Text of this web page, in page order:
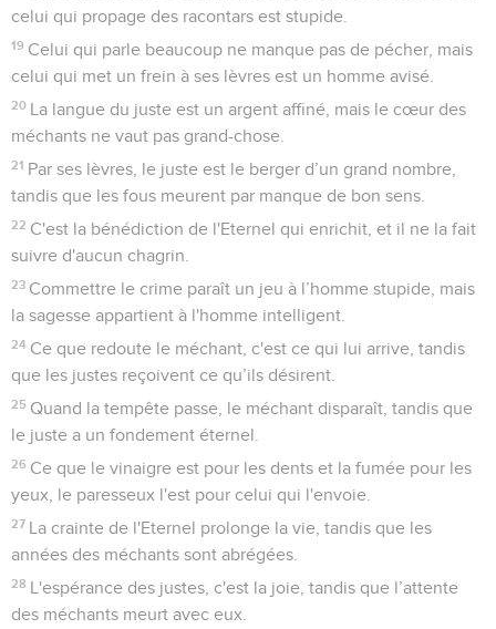
celui qui propage des racontars est stupide.
19 Celui qui parle beaucoup ne manque pas de pécher, mais
celui qui met un frein à ses lèvres est un homme avisé.
20 La langue du juste est un argent affiné, mais le cœur des
méchants ne vaut pas grand-chose.
21 Par ses lèvres, le juste est le berger d’un grand nombre,
tandis que les fous meurent par manque de bon sens.
22 C'est la bénédiction de l'Eternel qui enrichit, et il ne la fait
suivre d'aucun chagrin.
23 Commettre le crime paraît un jeu à l’homme stupide, mais
la sagesse appartient à l'homme intelligent.
24 Ce que redoute le méchant, c'est ce qui lui arrive, tandis
que les justes reçoivent ce qu’ils désirent.
25 Quand la tempête passe, le méchant disparaît, tandis que
le juste a un fondement éternel.
26 Ce que le vinaigre est pour les dents et la fumée pour les
yeux, le paresseux l'est pour celui qui l'envoie.
27 La crainte de l'Eternel prolonge la vie, tandis que les
années des méchants sont abrégées.
28 L'espérance des justes, c'est la joie, tandis que l’attente
des méchants meurt avec eux.